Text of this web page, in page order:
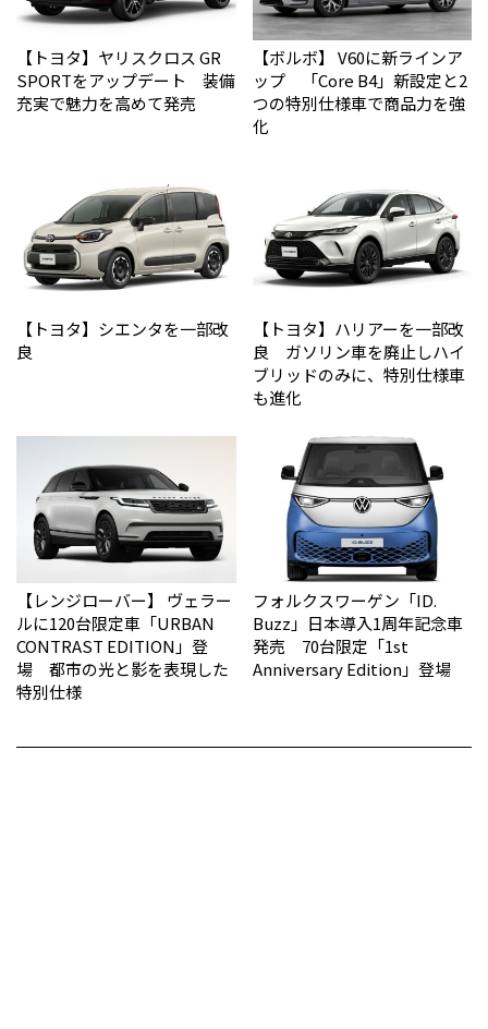
【トヨタ】ヤリスクロス GR
SPORTをアップデート 装備
充実で魅力を高めて発売
【ボルボ】 V60に新ラインア
ップ 「Core B4」新設定と2
つの特別仕様車で商品力を強
化
【トヨタ】シエンタを一部改
良
【トヨタ】ハリアーを一部改
良 ガソリン車を廃止しハイ
ブリッドのみに、特別仕様車
も進化
【レンジローバー】 ヴェラー
ルに120台限定車「URBAN
CONTRAST EDITION」登
場 都市の光と影を表現した
特別仕様
フォルクスワーゲン「ID.
Buzz」日本導入1周年記念車
発売 70台限定「1st
Anniversary Edition」登場